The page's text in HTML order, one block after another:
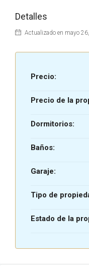
Detalles
Actualizado en mayo
Precio:
Precio de la
Dormitorios:
Baños:
Garaje:
Tipo de
Estado de la